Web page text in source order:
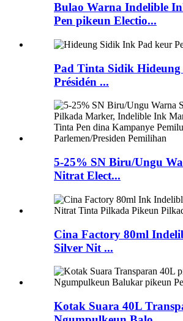
Bulao Warna Indelible
Pen pikeun Electio...
Pad Tinta Sidik Hideung
Présidén ...
5-25% SN Biru/Ungu
Nitrat Elect...
Cina Factory 80ml
Silver Nit ...
Kotak Suara 40L